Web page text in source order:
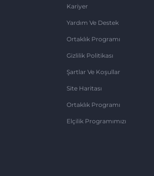
Kariyer
Yardım Ve Destek
Ortaklık Programı
Gizlilik Politikası
Şartlar Ve Koşullar
Site Haritası
Ortaklık Programı
Elçilik Programımızı